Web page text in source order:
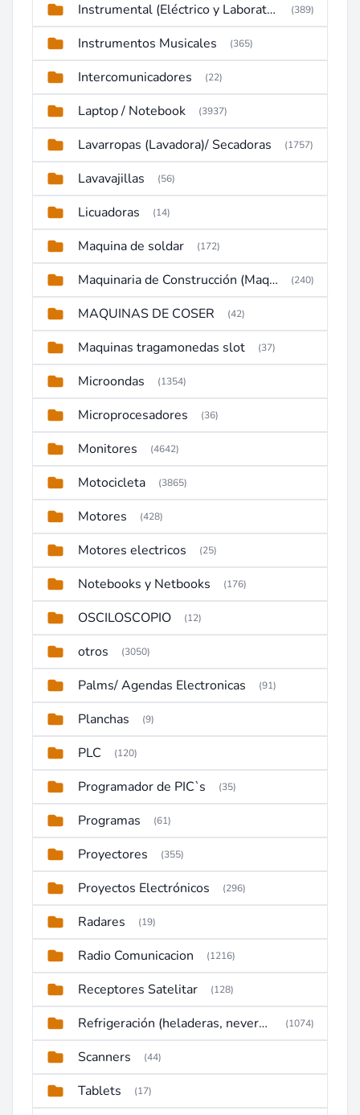
Instrumental (Eléctrico y Laboratorio) (389)
Instrumentos Musicales (365)
Intercomunicadores (22)
Laptop / Notebook (3937)
Lavarropas (Lavadora)/ Secadoras (1757)
Lavavajillas (56)
Licuadoras (14)
Maquina de soldar (172)
Maquinaria de Construcción (Maquinaria Pesada) (240)
MAQUINAS DE COSER (42)
Maquinas tragamonedas slot (37)
Microondas (1354)
Microprocesadores (36)
Monitores (4642)
Motocicleta (3865)
Motores (428)
Motores electricos (25)
Notebooks y Netbooks (176)
OSCILOSCOPIO (12)
otros (3050)
Palms/ Agendas Electronicas (91)
Planchas (9)
PLC (120)
Programador de PIC`s (35)
Programas (61)
Proyectores (355)
Proyectos Electrónicos (296)
Radares (19)
Radio Comunicacion (1216)
Receptores Satelitar (128)
Refrigeración (heladeras, neveras, congeladores) (1074)
Scanners (44)
Tablets (17)